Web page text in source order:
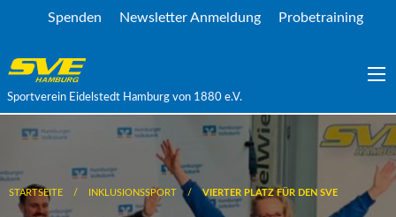
Spenden Newsletter Anmeldung Probetraining
Sportverein Eidelstedt Hamburg von 1880 e.V.
STARTSEITE INKLUSIONSSPORT VIERTER PLATZ FÜR DEN SVE